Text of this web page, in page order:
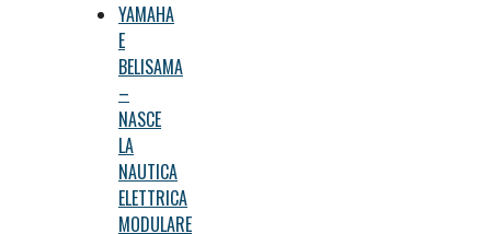
YAMAHA
E
BELISAMA
–
NASCE
LA
NAUTICA
ELETTRICA
MODULARE